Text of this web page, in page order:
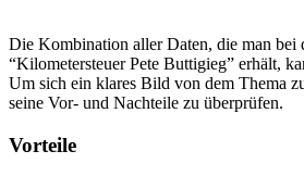
Die Kombination aller Daten, die man bei
“Kilometersteuer Pete Buttigieg” erhält,
Um sich ein klares Bild von dem Thema
seine Vor- und Nachteile zu überprüfen.
Vorteile